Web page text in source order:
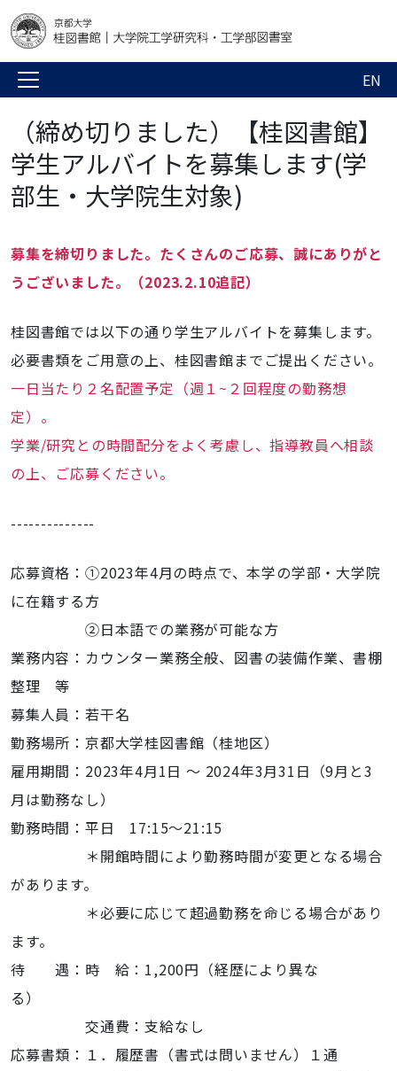
EN
（締め切りました）【桂図書館】
学生アルバイトを募集します(学
部生・大学院生対象)
募集を締切りました。たくさんのご応募、誠にありがと
うございました。（2023.2.10追記）
桂図書館では以下の通り学生アルバイトを募集します。
必要書類をご用意の上、桂図書館までご提出ください。
一日当たり２名配置予定（週１~２回程度の勤務想
定）。
学業/研究との時間配分をよく考慮し、指導教員へ相談
の上、ご応募ください。
--------------
応募資格：①2023年4月の時点で、本学の学部・大学院
に在籍する方
②日本語での業務が可能な方
業務内容：カウンター業務全般、図書の装備作業、書棚
整理 等
募集人員：若干名
勤務場所：京都大学桂図書館（桂地区）
雇用期間：2023年4月1日 ～ 2024年3月31日（9月と3
月は勤務なし）
勤務時間：平日 17:15～21:15
＊開館時間により勤務時間が変更となる場合
があります。
＊必要に応じて超過勤務を命じる場合があり
ます。
待 遇：時 給：1,200円（経歴により異な
る）
交通費：支給なし
応募書類：１．履歴書（書式は問いません）１通